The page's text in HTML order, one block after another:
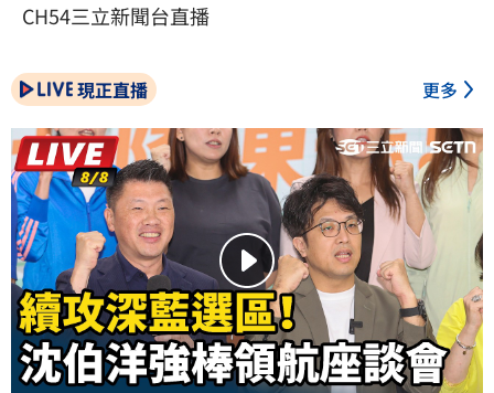
CH54三立新聞台直播
現正直播 更多